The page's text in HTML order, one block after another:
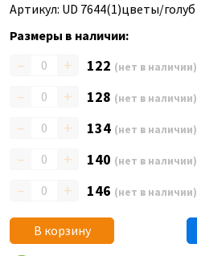
Артикул: UD 7644(1)цветы/голуб
Размеры в наличии:
– + 122 (нет в наличии)
– + 128 (нет в наличии)
– + 134 (нет в наличии)
– + 140 (нет в наличии)
– + 146 (нет в наличии)
В корзину